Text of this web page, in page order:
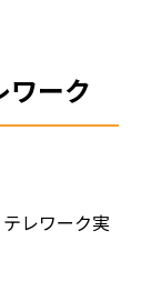
ワーク
レワーク実